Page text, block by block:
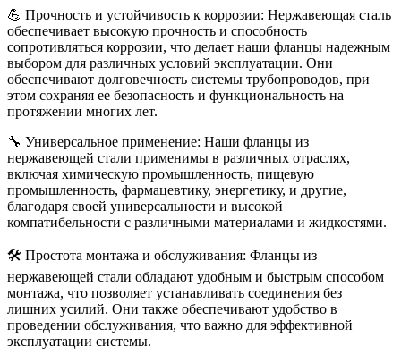
💪 Прочность и устойчивость к коррозии: Нержавеющая сталь
обеспечивает высокую прочность и способность
сопротивляться коррозии, что делает наши фланцы надежным
выбором для различных условий эксплуатации. Они
обеспечивают долговечность системы трубопроводов, при
этом сохраняя ее безопасность и функциональность на
протяжении многих лет.
🔧 Универсальное применение: Наши фланцы из
нержавеющей стали применимы в различных отраслях,
включая химическую промышленность, пищевую
промышленность, фармацевтику, энергетику, и другие,
благодаря своей универсальности и высокой
компатибельности с различными материалами и жидкостями.
🛠️ Простота монтажа и обслуживания: Фланцы из
нержавеющей стали обладают удобным и быстрым способом
монтажа, что позволяет устанавливать соединения без
лишних усилий. Они также обеспечивают удобство в
проведении обслуживания, что важно для эффективной
эксплуатации системы.